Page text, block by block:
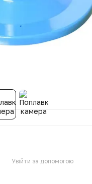
Увійти за допомогою